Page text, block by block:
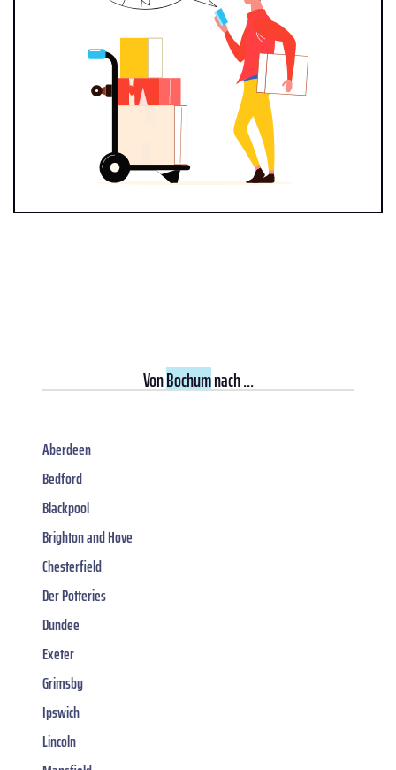
VonBochumnach ...
Aberdeen
Bedford
Blackpool
Brighton and Hove
Chesterfield
Der Potteries
Dundee
Exeter
Grimsby
Ipswich
Lincoln